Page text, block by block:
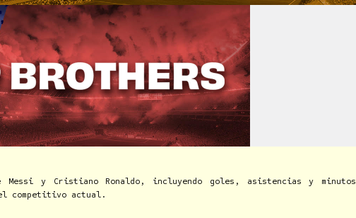
y Cristiano Ronaldo, incluyendo goles, asistencias y minutos
competitivo actual.